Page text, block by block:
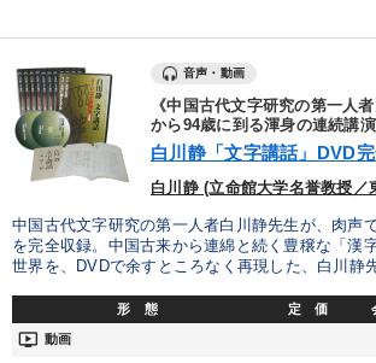
音声・動画
《中国古代文字研究の第一人
から94歳に到る渾身の連続講演
白川静「文字講話」DVD
白川静 (立命館大学名誉教授／
中国古代文字研究の第一人者白川静先生が、肉声
を完全収録。中国古来から連綿と続く豊穣な「漢
世界を、DVDで余すところなく再現した、白川静
形 態 定 価
ondemand_video 動画